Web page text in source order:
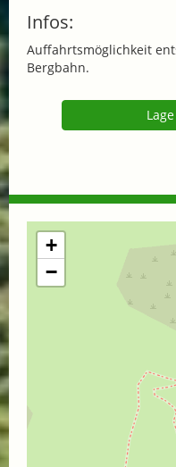
Infos:
Auffahrtsmöglichkeit
Bergbahn.
+
−